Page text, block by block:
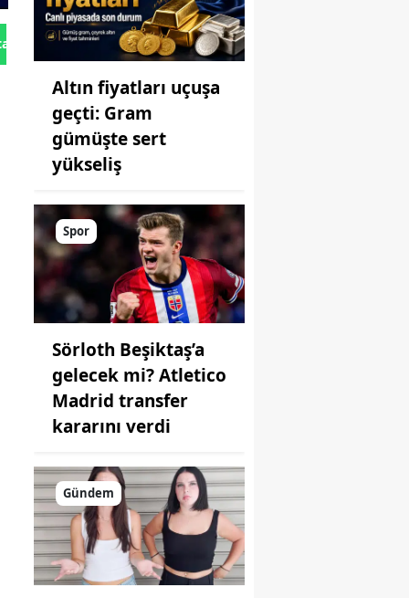
Gönder
Altın fiyatları uçuşa
geçti: Gram
gümüşte sert
yükseliş
Spor
Sörloth Beşiktaş’a
gelecek mi? Atletico
Madrid transfer
kararını verdi
Gündem